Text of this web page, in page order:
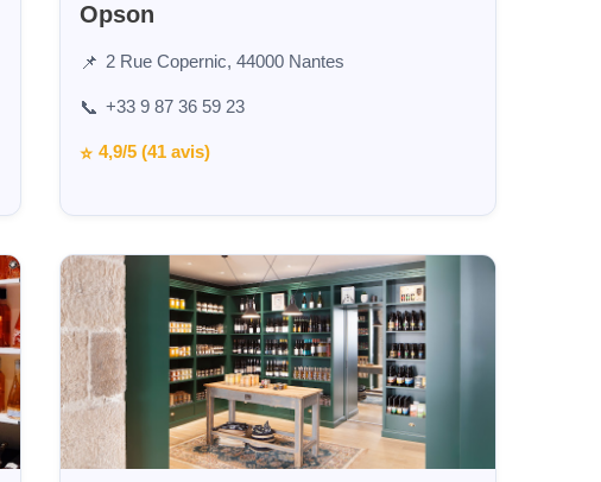
Opson
📌 2 Rue Copernic, 44000 Nantes
📞 +33 9 87 36 59 23
⭐ 4,9/5 (41 avis)